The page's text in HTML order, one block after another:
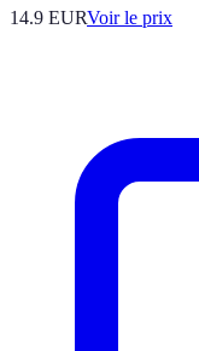
14.9 EURVoir le prix